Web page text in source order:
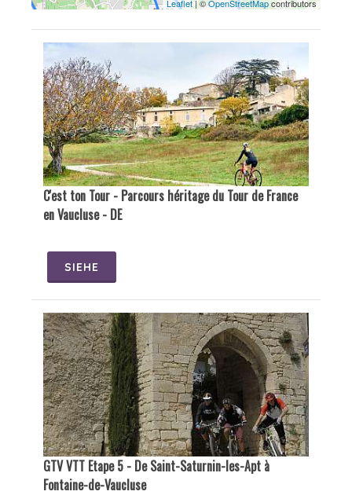
Leaflet| ©OpenStreetMapcontributors
C'est ton Tour - Parcours héritage du Tour de France
en Vaucluse - DE
SIEHE
GTV VTT Etape 5 - De Saint-Saturnin-les-Apt à
Fontaine-de-Vaucluse